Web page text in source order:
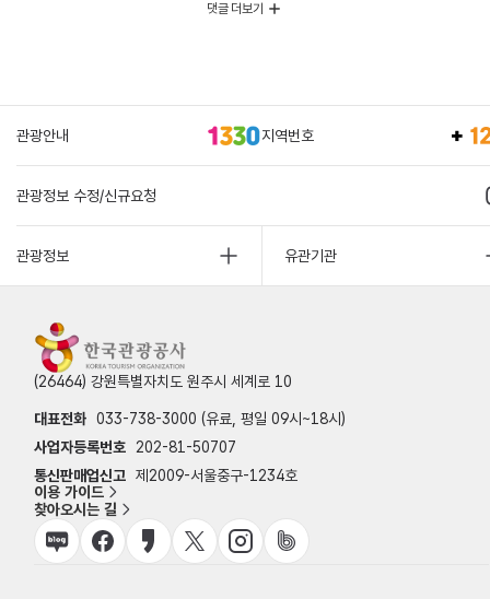
댓글 더보기
관광안내 지역번호
관광정보 수정/신규요청
관광정보 유관기관
(26464) 강원특별자치도 원주시 세계로 10
대표전화 033-738-3000 (유료, 평일 09시~18시)
사업자등록번호
202-81-50707
통신판매업신고 제2009-서울중구-1234호
이용 가이드
찾아오시는 길